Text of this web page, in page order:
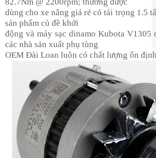
dùng cho xe nâng giá rẻ có tải trọng 1.5
sản phẩm củ đề khởi
động và máy sạc dinamo Kubota V1305
các nhà sản xuất phụ tùng
OEM Đài Loan luôn có chất lượng ổn